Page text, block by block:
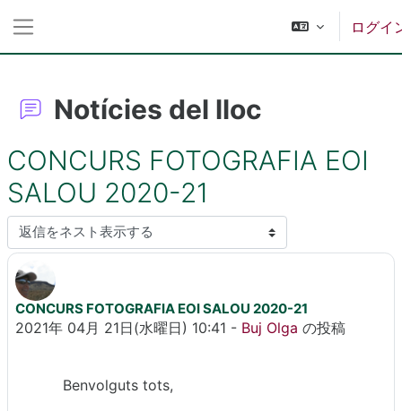
ログイ
Notícies del lloc
CONCURS FOTOGRAFIA EOI
SALOU 2020-21
表示モード
CONCURS FOTOGRAFIA EOI SALOU 2020-21
2021年 04月 21日(水曜日) 10:41 - Buj Olga の投稿
返信数: 0
Benvolguts tots,